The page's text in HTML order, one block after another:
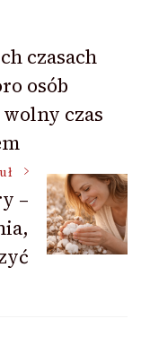
czasach
osób
czas
–